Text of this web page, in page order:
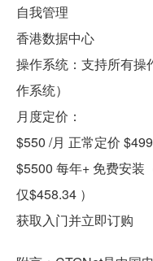
自我管理
香港数据中心
操作系统：支持所有操
作系统）
月度定价：
$550 /月 正常定价 $499
$5500 每年+ 免费安装
仅$458.34 ）
获取入门并立即订购